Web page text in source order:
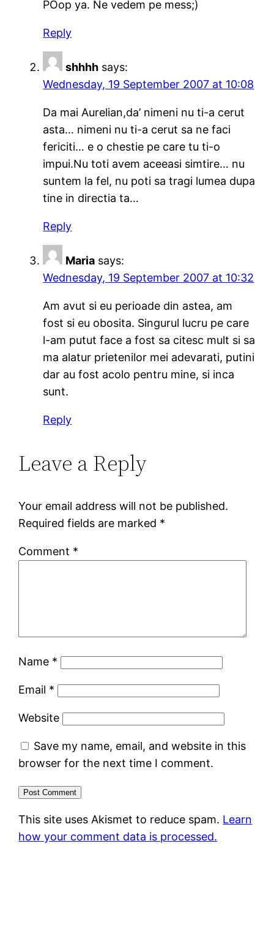
POop ya. Ne vedem pe mess;)
Reply
shhhh says:
Wednesday, 19 September 2007 at 10:08
Da mai Aurelian,da’ nimeni nu ti-a cerut
asta… nimeni nu ti-a cerut sa ne faci
fericiti… e o chestie pe care tu ti-o
impui.Nu toti avem aceeasi simtire… nu
suntem la fel, nu poti sa tragi lumea dupa
tine in directia ta…
Reply
Maria says:
Wednesday, 19 September 2007 at 10:32
Am avut si eu perioade din astea, am
fost si eu obosita. Singurul lucru pe care
l-am putut face a fost sa citesc mult si sa
ma alatur prietenilor mei adevarati, putini
dar au fost acolo pentru mine, si inca
sunt.
Reply
Leave a Reply
Your email address will not be published.
Required fields are marked *
Comment *
Name *
Email *
Website
Save my name, email, and website in this
browser for the next time I comment.
This site uses Akismet to reduce spam. Learn
how your comment data is processed.